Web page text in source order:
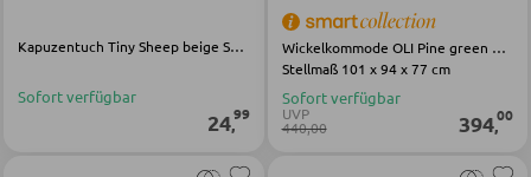
Wandregale
Bürozubehör
Aktenschränke
Büromöbel Sets
Kapuzentuch Tiny Sheep beige Stoff
Sofort verfügbar
24,99
Wickelkommode OLI Pine green matt lack
Stellmaß 101 x 94 x 77 cm
Sofort verfügbar
UVP
440,00 394,00